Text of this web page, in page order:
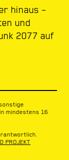
hinaus –
und
2077 auf
mindestens 16
PROJEKT